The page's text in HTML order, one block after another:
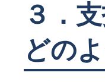
３．
どの